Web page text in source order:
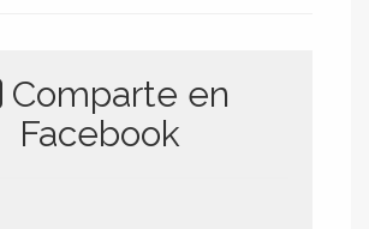
Comparte en
Facebook